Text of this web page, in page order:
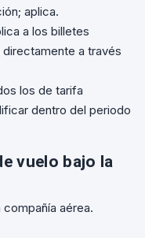
aplica.
a los billetes
a través
los de tarifa
dentro del periodo
vuelo bajo la
aérea.